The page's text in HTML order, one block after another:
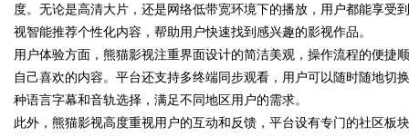
!
度。无论是高清大片，还是网络低带宽环境下的播放，用户都能享受
视智能推荐个性化内容，帮助用户快速找到感兴趣的影视作品。
用户体验方面，熊猫影视注重界面设计的简洁美观，操作流程的便捷
自己喜欢的内容。平台还支持多终端同步观看，用户可以随时随地切
种语言字幕和音轨选择，满足不同地区用户的需求。
此外，熊猫影视高度重视用户的互动和反馈，平台设有专门的社区板